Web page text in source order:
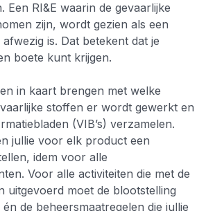
Een RI&E waarin de gevaarlijke
zijn, wordt gezien als een
afwezig is. Dat betekent dat je
boete kunt krijgen.
in kaart brengen met welke
stoffen er wordt gewerkt en
(VIB’s) verzamelen.
jullie voor elk product een
idem voor alle
Voor alle activiteiten die met de
uitgevoerd moet de blootstelling
de beheersmaatregelen die jullie